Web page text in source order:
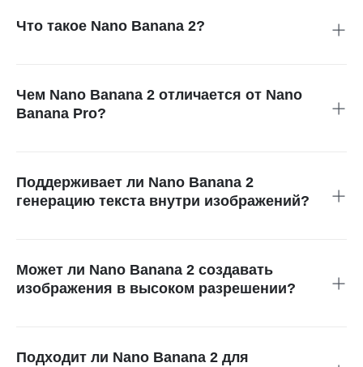
Что такое Nano Banana 2?
получения качественных картинок с более точным
согласованностью.
Чем Nano Banana 2 отличается от Nano
Banana Pro?
изображениях, лучше сохраняет согласованность
нескольких объектов и точнее следует промпту.
Поддерживает ли Nano Banana 2
генерацию текста внутри изображений?
брендированного контента, где важна читаемая
типографика.
Может ли Nano Banana 2 создавать
изображения в высоком разрешении?
производственные задачи.
Подходит ли Nano Banana 2 для